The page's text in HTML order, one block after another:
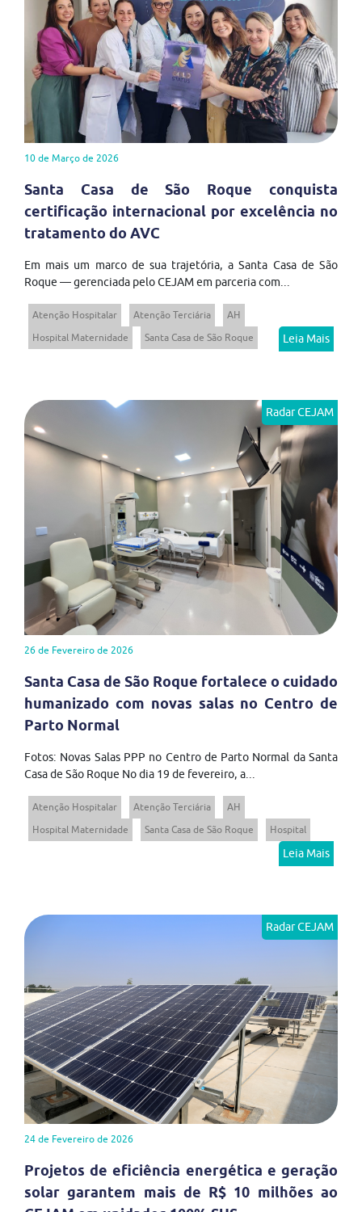
10 de Março de 2026
Santa Casa de São Roque conquista
certificação internacional por excelência no
tratamento do AVC
Em mais um marco de sua trajetória, a Santa Casa de São
Roque — gerenciada pelo CEJAM em parceria com...
Atenção Hospitalar Atenção Terciária
AH
Hospital Maternidade
Santa Casa de São Roque Leia Mais
Radar CEJAM
26 de Fevereiro de 2026
Santa Casa de São Roque fortalece o cuidado
humanizado com novas salas no Centro de
Parto Normal
Fotos: Novas Salas PPP no Centro de Parto Normal da Santa
Casa de São Roque No dia 19 de fevereiro, a...
Atenção Hospitalar Atenção Terciária
AH
Hospital Maternidade
Santa Casa de São Roque Hospital
Leia Mais
Radar CEJAM
24 de Fevereiro de 2026
Projetos de eficiência energética e geração
solar garantem mais de R$ 10 milhões ao